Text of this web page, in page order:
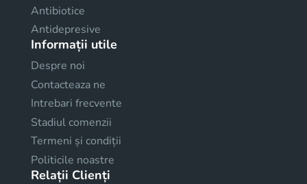
Antibiotice
Antidepresive
Informații utile
Despre noi
Contacteaza ne
Intrebari frecvente
Stadiul comenzii
Termeni și condiții
Politicile noastre
Relații Clienți